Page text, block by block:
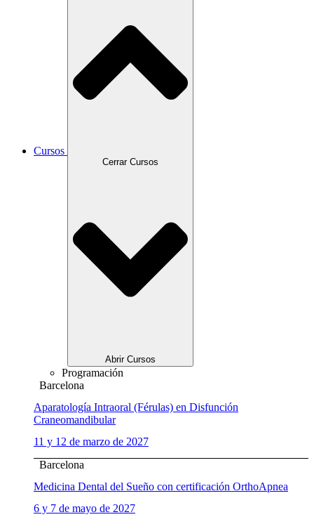
Cursos
Cerrar Cursos
Abrir Cursos
Programación
Barcelona
Aparatología Intraoral (Férulas) en Disfunción
Craneomandibular
11 y 12 de marzo de 2027
Barcelona
Medicina Dental del Sueño con certificación OrthoApnea
6 y 7 de mayo de 2027